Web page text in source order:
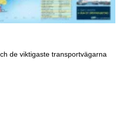
de viktigaste transportvägarna